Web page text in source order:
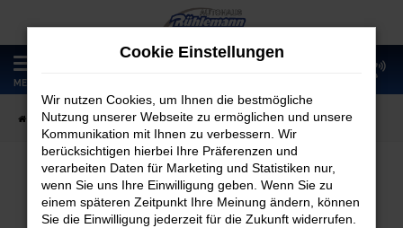
Zum
Hauptinhalt
springen
MENÜ
Startseite Fahrzeugangebote Fahrzeugmarkt
Fahrzeugmarkt
Cookie Einstellungen
Wir nutzen Cookies, um Ihnen die bestmögliche
Nutzung unserer Webseite zu ermöglichen und unsere
Kommunikation mit Ihnen zu verbessern. Wir
berücksichtigen hierbei Ihre Präferenzen und
verarbeiten Daten für Marketing und Statistiken nur,
wenn Sie uns Ihre Einwilligung geben. Wenn Sie zu
einem späteren Zeitpunkt Ihre Meinung ändern, können
Sie die Einwilligung jederzeit für die Zukunft widerrufen.